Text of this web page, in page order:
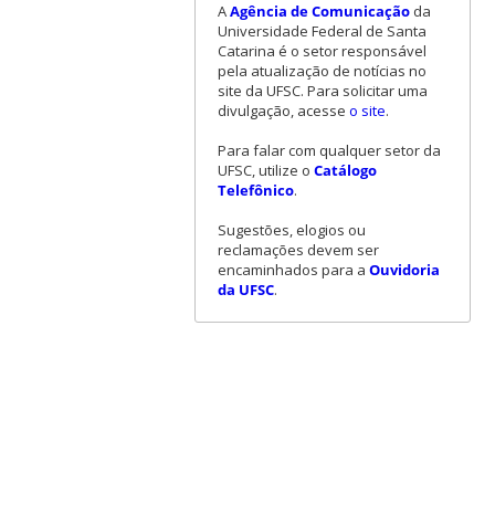
AAgência de Comunicaçãoda
Universidade Federal de Santa
Catarina é o setor responsável
pela atualização de notícias no
site da UFSC. Para solicitar uma
divulgação, acesse o site.
Para falar com qualquer setor da
UFSC, utilize o Catálogo
Telefônico.
Sugestões, elogios ou
reclamações devem ser
encaminhados para a Ouvidoria
da UFSC.